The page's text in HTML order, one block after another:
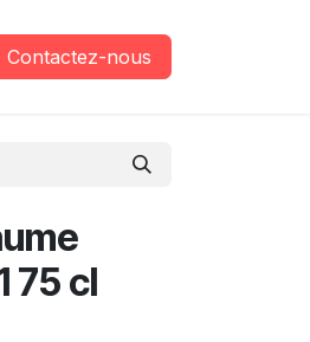
Contactez-nous
75 cl